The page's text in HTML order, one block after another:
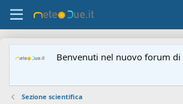
Benvenuti nel nuovo forum
Sezione scientifica